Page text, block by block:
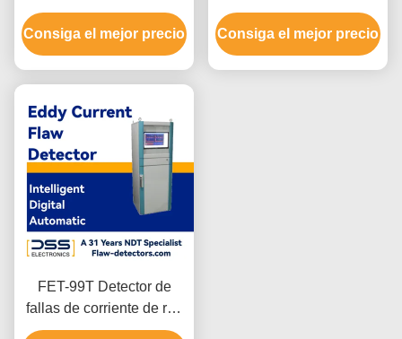
de doble canal para
varillas de metal cortas
Consiga el mejor precio
de Foucault de extremo
ODM SWT-610
Consiga el mejor precio
FET-99T Detector de
fallas de corriente de red
de red digital inteligente